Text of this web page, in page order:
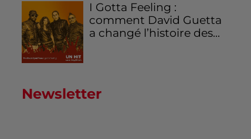
I Gotta Feeling :
comment David Guetta
a changé l’histoire des...
Newsletter